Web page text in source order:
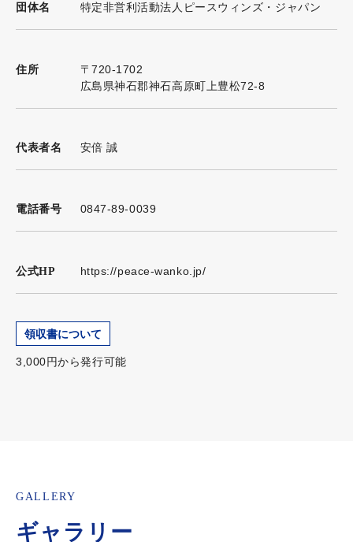
団体名 特定非営利活動法人ピースウィンズ・ジャパン
住所
〒720-1702
広島県神石郡神石高原町上豊松72-8
代表者名 安倍 誠
電話番号 0847-89-0039
公式HP https://peace-wanko.jp/
領収書について
3,000円から発行可能
GALLERY
ギャラリー